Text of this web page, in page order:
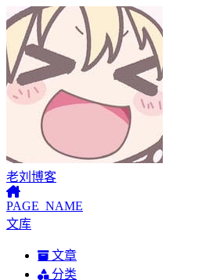
老刘博客
PAGE_NAME
文库
文章
分类